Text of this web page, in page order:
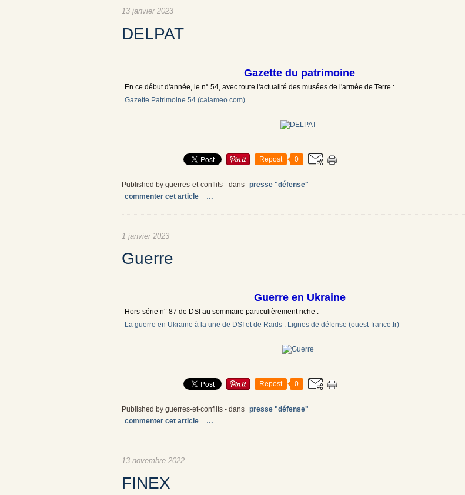
13 janvier 2023
DELPAT
Gazette du patrimoine
En ce début d'année, le n° 54, avec toute l'actualité des musées de l'armée de Terre :
Gazette Patrimoine 54 (calameo.com)
Repost 0
Published by guerres-et-conflits - dans presse "défense"
commenter cet article
…
1 janvier 2023
Guerre
Guerre en Ukraine
Hors-série n° 87 de DSI au sommaire particulièrement riche :
La guerre en Ukraine à la une de DSI et de Raids : Lignes de défense (ouest-france.fr)
Repost 0
Published by guerres-et-conflits - dans presse "défense"
commenter cet article
…
13 novembre 2022
FINEX